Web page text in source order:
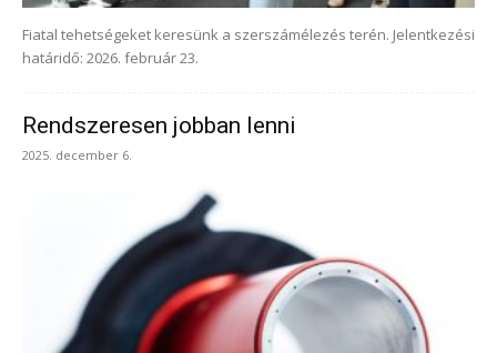
Fiatal tehetségeket keresünk a szerszámélezés terén. Jelentkezési
határidő: 2026. február 23.
Rendszeresen jobban lenni
2025. december 6.